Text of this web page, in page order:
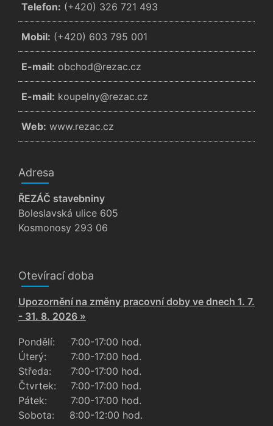
Telefon: (+420) 326 721 493
Mobil: (+420) 603 795 001
E-mail: zc.cazer@dohcbo
E-mail: zc.cazer@ynlepuok
Web: www.rezac.cz
Adresa
ŘEZÁČ stavebniny
Boleslavská ulice 605
Kosmonosy 293 06
Otevírací doba
Upozornění na změny pracovní doby ve dnech 1. 7.
- 31. 8. 2026 »
Pondělí:
Úterý:
Středa:
Čtvrtek:
Pátek:
Sobota:
7:00-17:00 hod.
7:00-17:00 hod.
7:00-17:00 hod.
7:00-17:00 hod.
7:00-17:00 hod.
8:00-12:00 hod.